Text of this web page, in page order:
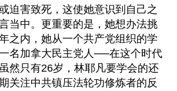
迫害致死，这使她意识到自己之
当中。更重要的是，她想办法挑
之内，她从一个共产党组织的学
名加拿大民主党人──在这个时代
然只有26岁，林耶凡要学会的还
关注中共镇压法轮功修炼者的反